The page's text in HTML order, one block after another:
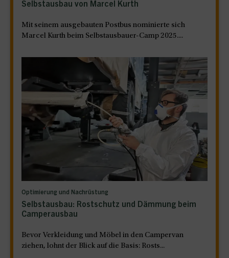
Selbstausbau von Marcel Kurth
Mit seinem ausgebauten Postbus nominierte sich
Marcel Kurth beim Selbstausbauer-Camp 2025....
Optimierung und Nachrüstung
Selbstausbau: Rostschutz und Dämmung beim
Camperausbau
Bevor Verkleidung und Möbel in den Campervan
ziehen, lohnt der Blick auf die Basis: Rosts...